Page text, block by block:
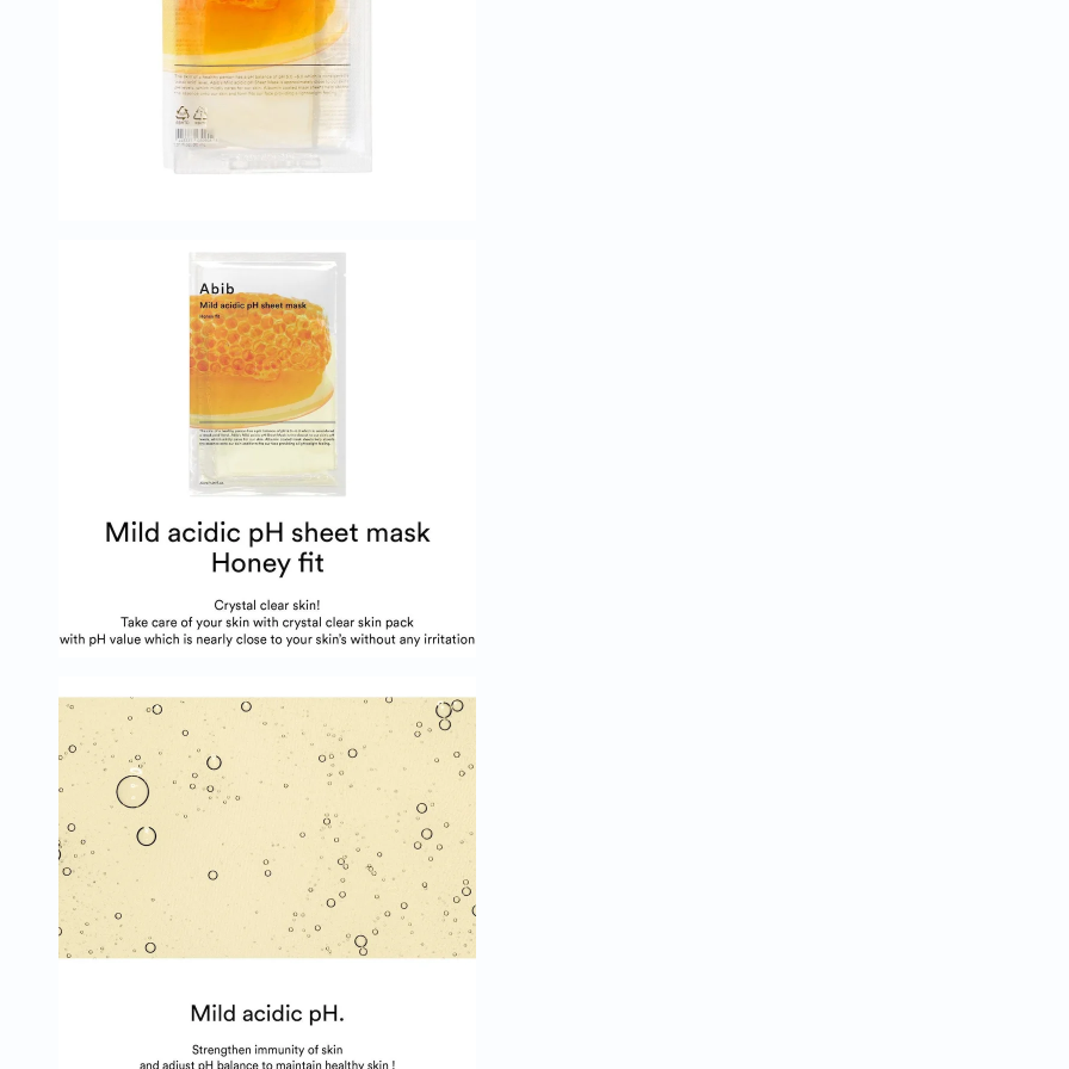
العظام
والمفاصل
المخ
صحة
مرضى
السكري
دعم
الكلى
والمسالك
البولية
دعم
الكبد
صحة
البروستاتا
الفيتامينات
مالتي
فيتامين
أ
فيتامين
فيتامين
فيتامين
هـ
المغنيسيوم
الحديد